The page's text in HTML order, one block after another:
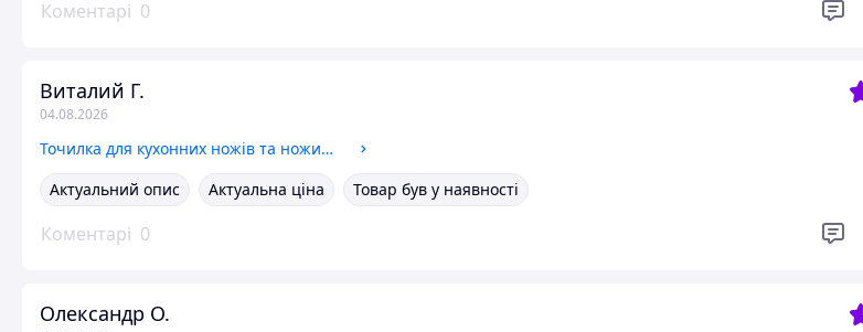
Коментарі 0
Виталий Г.
04.08.2026
Точилка для кухонних ножів та ножиць ручна 4 в 1 / точилка універсальна механічна з регулюючим кутом заточування 9089 OnePro
Актуальний опис
Актуальна ціна Товар був у наявності
Коментарі 0
Олександр О.